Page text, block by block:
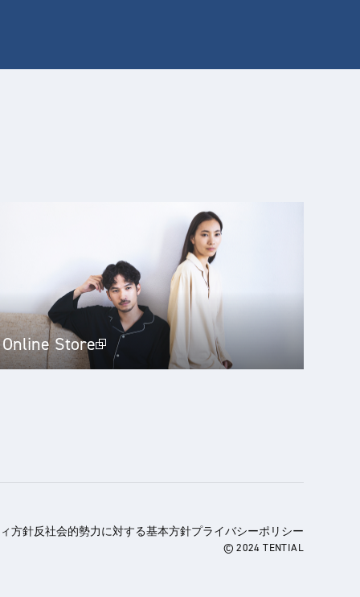
Online Store
方針反社会的勢力に対する基本方針プライバシーポリシー
© 2024 TENTIAL